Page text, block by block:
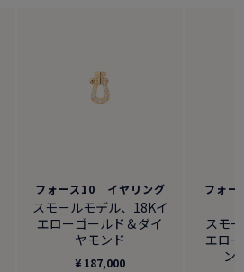
フォース10 イヤリング
スモールモデル、18Kイ
エローゴールド＆ダイ
ヤモンド
¥ 187,000
フォー
スモ
エロ
ン